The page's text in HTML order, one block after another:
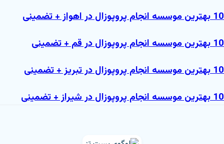
10 بهترین موسسه انجام پروپوزال در اهواز + تضمینی
10 بهترین موسسه انجام پروپوزال در قم + تضمینی
10 بهترین موسسه انجام پروپوزال در تبریز + تضمینی
10 بهترین موسسه انجام پروپوزال در شیراز + تضمینی